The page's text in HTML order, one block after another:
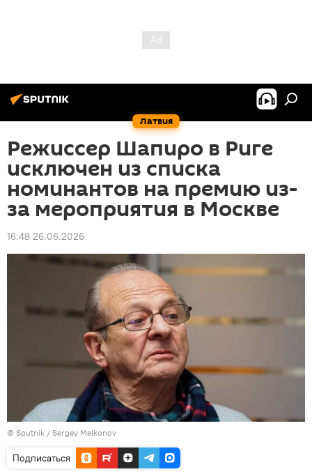
Латвия
Режиссер Шапиро в Риге
исключен из списка
номинантов на премию из-
за мероприятия в Москве
16:48 26.06.2026
© Sputnik / Sergey Melkonov
Подписаться